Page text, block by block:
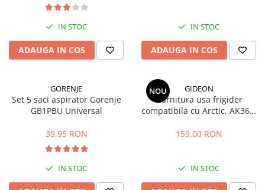
8066308, 8065348
IN STOC
ADAUGA IN COS
IN STOC
ADAUGA IN COS
GORENJE
Set 5 saci aspirator Gorenje
GB1PBU Universal
39,95 RON
IN STOC
NOU GIDEON
Garnitura usa frigider
compatibila cu Arctic, AK366,
K6370 , magnetica, 113, 5 x 58
159,00 RON
IN STOC